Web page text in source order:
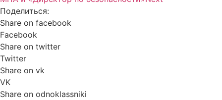
Поделиться:
Share on facebook
Facebook
Share on twitter
Twitter
Share on vk
VK
Share on odnoklassniki